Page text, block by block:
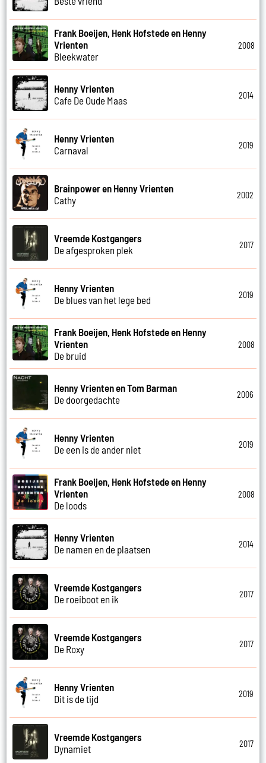
Frank Boeijen, Henk Hofstede en Henny
Vrienten
Bleekwater
2008
Henny Vrienten
Cafe De Oude Maas
2014
Henny Vrienten
Carnaval
2019
Brainpower en Henny Vrienten
Cathy
2002
Vreemde Kostgangers
De afgesproken plek
2017
Henny Vrienten
De blues van het lege bed
2019
Frank Boeijen, Henk Hofstede en Henny
Vrienten
De bruid
2008
Henny Vrienten en Tom Barman
De doorgedachte
2006
Henny Vrienten
De een is de ander niet
2019
Frank Boeijen, Henk Hofstede en Henny
Vrienten
De loods
2008
Henny Vrienten
De namen en de plaatsen
2014
Vreemde Kostgangers
De roeiboot en ik
2017
Vreemde Kostgangers
De Roxy
2017
Henny Vrienten
Dit is de tijd
2019
Vreemde Kostgangers
Dynamiet
2017